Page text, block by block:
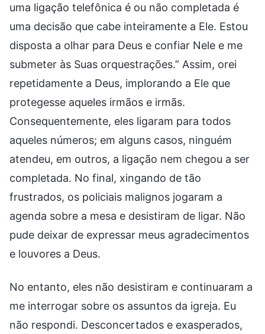
uma ligação telefônica é ou não completada é
uma decisão que cabe inteiramente a Ele. Estou
disposta a olhar para Deus e confiar Nele e me
submeter às Suas orquestrações.” Assim, orei
repetidamente a Deus, implorando a Ele que
protegesse aqueles irmãos e irmãs.
Consequentemente, eles ligaram para todos
aqueles números; em alguns casos, ninguém
atendeu, em outros, a ligação nem chegou a ser
completada. No final, xingando de tão
frustrados, os policiais malignos jogaram a
agenda sobre a mesa e desistiram de ligar. Não
pude deixar de expressar meus agradecimentos
e louvores a Deus.
No entanto, eles não desistiram e continuaram a
me interrogar sobre os assuntos da igreja. Eu
não respondi. Desconcertados e exasperados,